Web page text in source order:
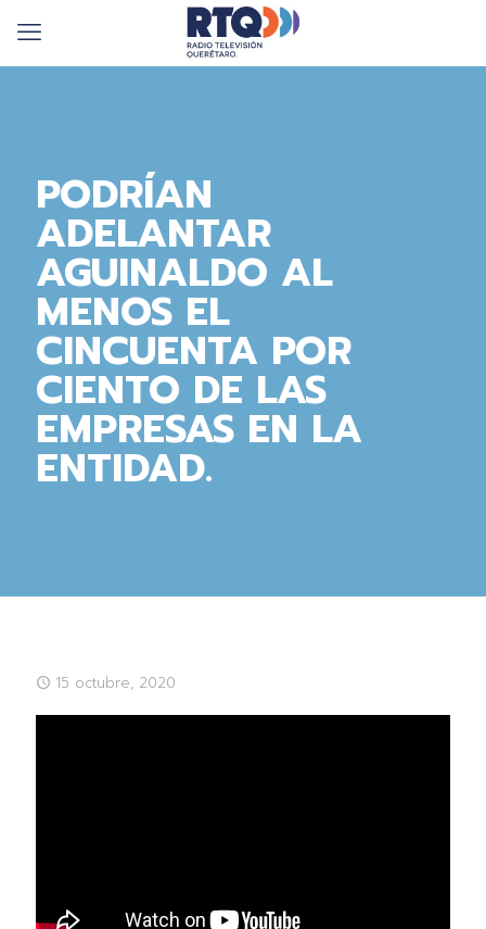
PODRÍAN
ADELANTAR
AGUINALDO AL
MENOS EL
CINCUENTA POR
CIENTO DE LAS
EMPRESAS EN LA
ENTIDAD.
15 octubre, 2020